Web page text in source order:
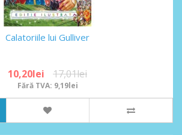
Calatoriile lui Gulliver
10,20lei 17,01lei
Fără TVA: 9,19lei